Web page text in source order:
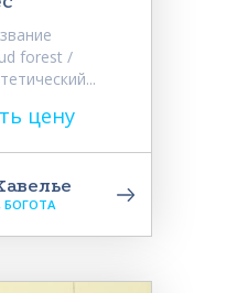
forest /
цену
БОГОТА